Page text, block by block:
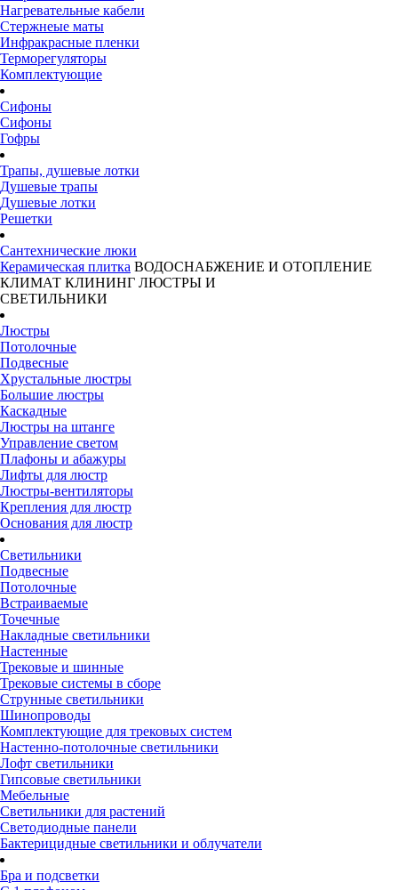
Нагревательные кабели
Стержнеые маты
Инфракрасные пленки
Терморегуляторы
Комплектующие
Сифоны
Сифоны
Гофры
Трапы, душевые лотки
Душевые трапы
Душевые лотки
Решетки
Сантехнические люки
Керамическая плитка ВОДОСНАБЖЕНИЕ И ОТОПЛЕНИЕ
КЛИМАТ КЛИНИНГ ЛЮСТРЫ И
СВЕТИЛЬНИКИ
Люстры
Потолочные
Подвесные
Хрустальные люстры
Большие люстры
Каскадные
Люстры на штанге
Управление светом
Плафоны и абажуры
Лифты для люстр
Люстры-вентиляторы
Крепления для люстр
Основания для люстр
Светильники
Подвесные
Потолочные
Встраиваемые
Точечные
Накладные светильники
Настенные
Трековые и шинные
Трековые системы в сборе
Струнные светильники
Шинопроводы
Комплектующие для трековых систем
Настенно-потолочные светильники
Лофт светильники
Гипсовые светильники
Мебельные
Светильники для растений
Светодиодные панели
Бактерицидные светильники и облучатели
Бра и подсветки